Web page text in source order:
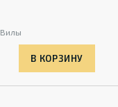
Вилы
В КОРЗИНУ